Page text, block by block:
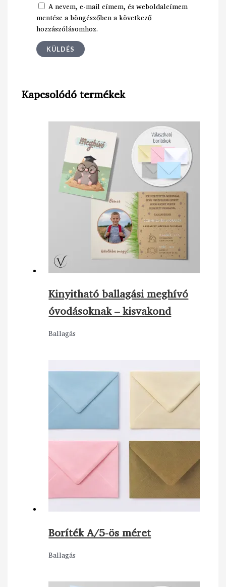
A nevem, e-mail címem, és weboldalcímem
mentése a böngészőben a következő
hozzászólásomhoz.
Kapcsolódó termékek
Kinyitható ballagási meghívó
óvodásoknak – kisvakond
Ballagás
Boríték A/5-ös méret
Ballagás